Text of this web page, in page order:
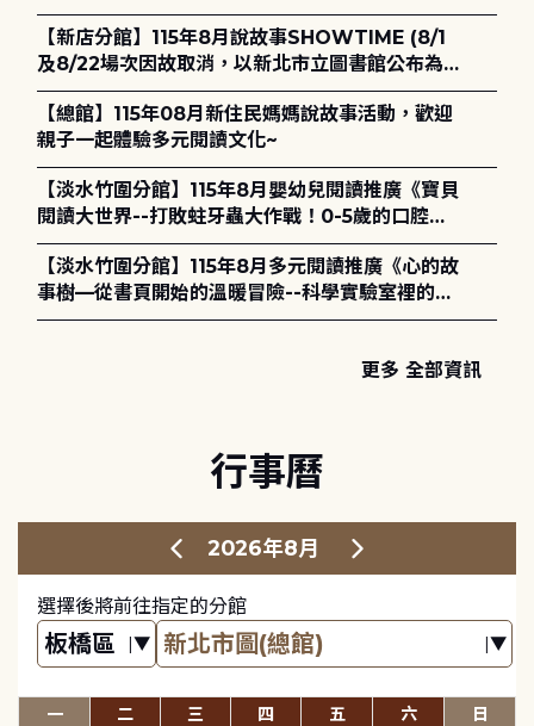
【新店分館】115年8月說故事SHOWTIME (8/1
及8/22場次因故取消，以新北市立圖書館公布為
主)
【總館】115年08月新住民媽媽說故事活動，歡迎
親子一起體驗多元閱讀文化~
【淡水竹圍分館】115年8月嬰幼兒閱讀推廣《寶貝
閱讀大世界--打敗蛀牙蟲大作戰！0-5歲的口腔照
護全攻略》
【淡水竹圍分館】115年8月多元閱讀推廣《心的故
事樹—從書頁開始的溫暖冒險--科學實驗室裡的放
電章魚》
更多 全部資訊
行事曆
2026年8月
選擇後將前往指定的分館
一 二 三 四 五 六 日